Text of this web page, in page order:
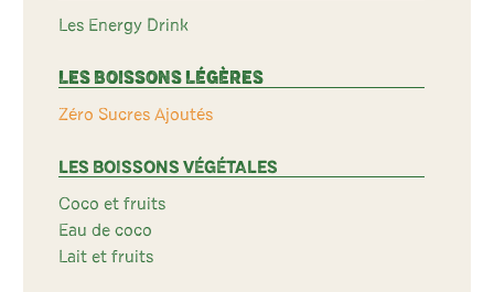
Les Energy Drink
LES BOISSONS LÉGÈRES
Zéro Sucres Ajoutés
LES BOISSONS VÉGÉTALES
Coco et fruits
Eau de coco
Lait et fruits